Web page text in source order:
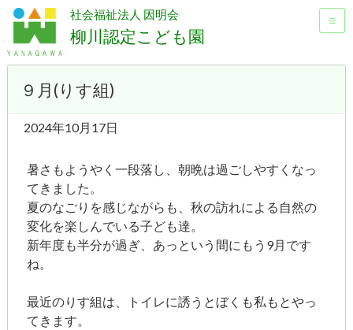
≡
社会福祉法人 因明会
柳川認定こども園
９月(りす組)
2024年10月17日
暑さもようやく一段落し、朝晩は過ごしやすくなっ
てきました。
夏のなごりを感じながらも、秋の訪れによる自然の
変化を楽しんでいる子ども達。
新年度も半分が過ぎ、あっという間にもう9月です
ね。
最近のりす組は、トイレに誘うとぼくも私もとやっ
てきます。